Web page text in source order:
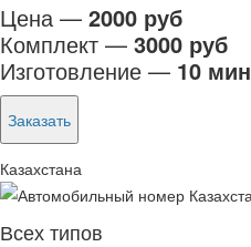
Цена — 2000 руб
Комплект — 3000 руб
Изготовление — 10 мин
Заказать
Казахстана
Всех типов